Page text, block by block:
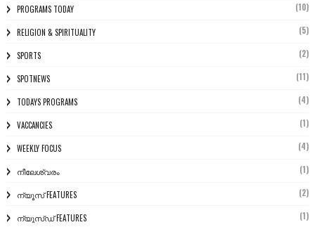
PROGRAMS TODAY (10)
RELIGION & SPIRITUALITY (5)
SPORTS (2)
SPOTNEWS (11)
TODAYS PROGRAMS (4)
VACCANCIES (1)
WEEKLY FOCUS (4)
നീലേശ്വരം (1)
ന്യൂസ് FEATURES (2)
ന്യൂസ്ഡ് FEATURES (1)